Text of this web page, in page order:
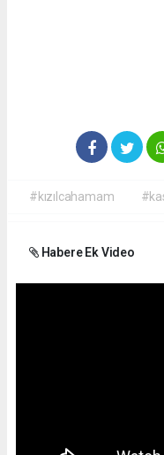
#kızılcahamam
Habere Ek Video